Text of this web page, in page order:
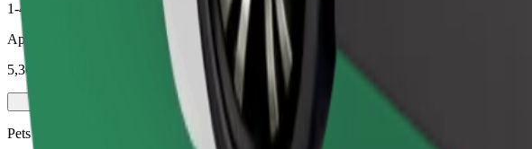
1-4
Aptuvenā cena
5,30 €
Pets